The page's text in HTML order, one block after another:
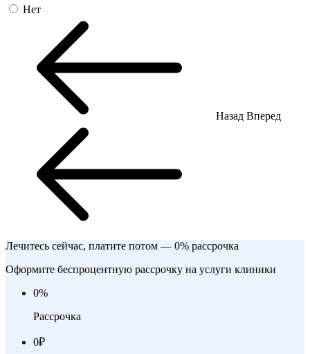
Нет
Назад Вперед
Лечитесь сейчас, платите потом — 0% рассрочка
Оформите беспроцентную рассрочку на услуги клиники
0%
Рассрочка
0₽